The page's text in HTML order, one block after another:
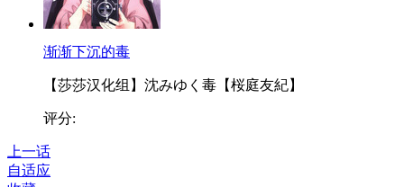
渐渐下沉的毒
【莎莎汉化组】沈みゆく毒【桜庭友紀】
评分:
上一话
自适应